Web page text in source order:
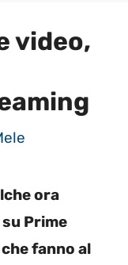
video,
ora
Prime
fanno al